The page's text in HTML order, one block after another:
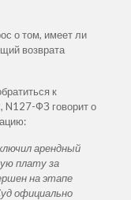
о том, имеет ли
возврата
к
N127-ФЗ говорит о
арендный
плату за
на этапе
официально